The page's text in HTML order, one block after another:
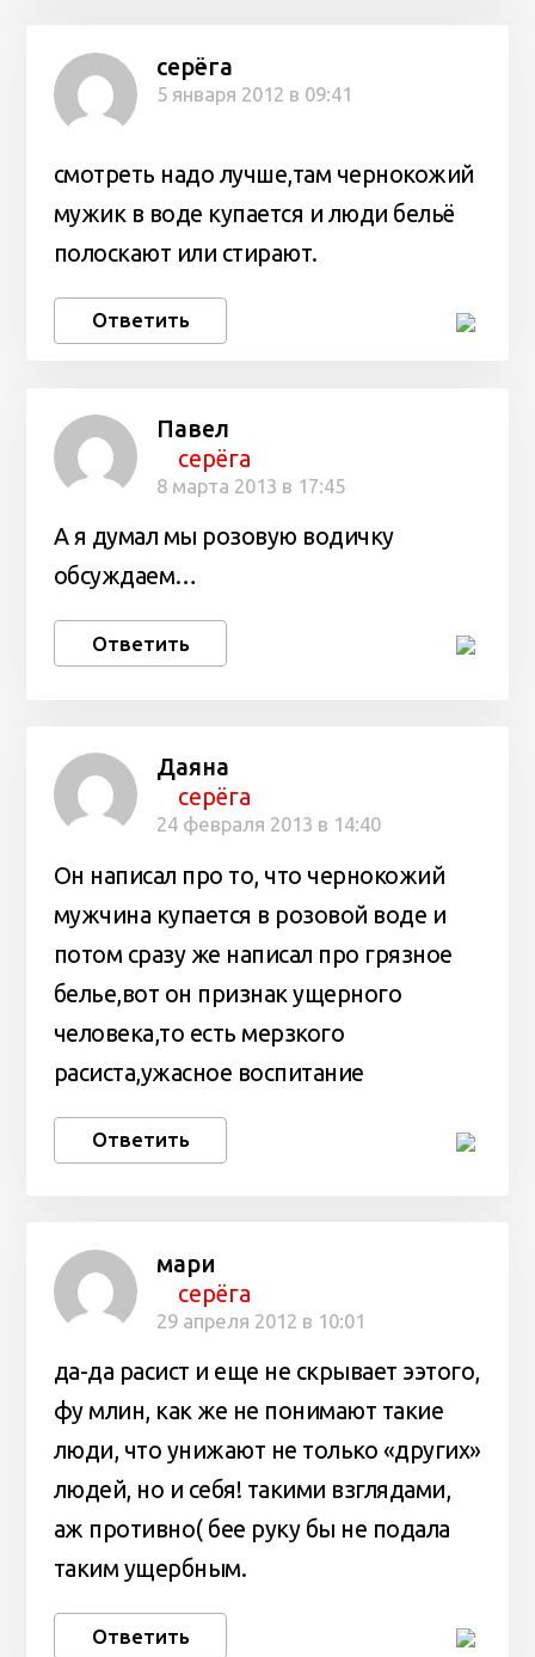
серёга
5 января 2012 в 09:41
смотреть надо лучше,там чернокожий
мужик в воде купается и люди бельё
полоскают или стирают.
Ответить
Павел
серёга
8 марта 2013 в 17:45
А я думал мы розовую водичку
обсуждаем…
Ответить
Даяна
серёга
24 февраля 2013 в 14:40
Он написал про то, что чернокожий
мужчина купается в розовой воде и
потом сразу же написал про грязное
белье,вот он признак ущерного
человека,то есть мерзкого
расиста,ужасное воспитание
Ответить
мари
серёга
29 апреля 2012 в 10:01
да-да расист и еще не скрывает ээтого,
фу млин, как же не понимают такие
люди, что унижают не только «других»
людей, но и себя! такими взглядами,
аж противно( бее руку бы не подала
таким ущербным.
Ответить